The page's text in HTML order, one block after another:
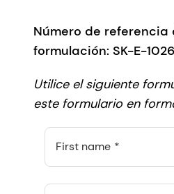
Número de referencia
formulación: SK-E-
Utilice el siguiente
este formulario en
First name